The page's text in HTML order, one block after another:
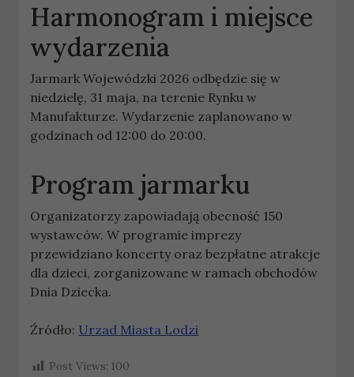
Harmonogram i miejsce
wydarzenia
Jarmark Wojewódzki 2026 odbędzie się w
niedzielę, 31 maja, na terenie Rynku w
Manufakturze. Wydarzenie zaplanowano w
godzinach od 12:00 do 20:00.
Program jarmarku
Organizatorzy zapowiadają obecność 150
wystawców. W programie imprezy
przewidziano koncerty oraz bezpłatne atrakcje
dla dzieci, zorganizowane w ramach obchodów
Dnia Dziecka.
Źródło: Urzad Miasta Lodzi
Post Views: 100